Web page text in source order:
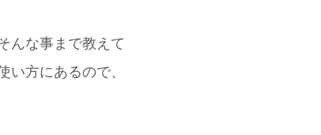
んな事まで教えて
い方にあるので、